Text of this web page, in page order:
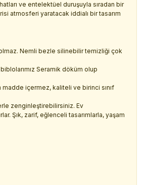
ve entelektüel duruşuyla sıradan bir
atmosferi yaratacak iddialı bir tasarım
Nemli bezle silinebilir temizliği çok
Seramik döküm olup
içermez, kaliteli ve birinci sınıf
zenginleştirebilirsiniz. Ev
Şık, zarif, eğlenceli tasarımlarla, yaşam